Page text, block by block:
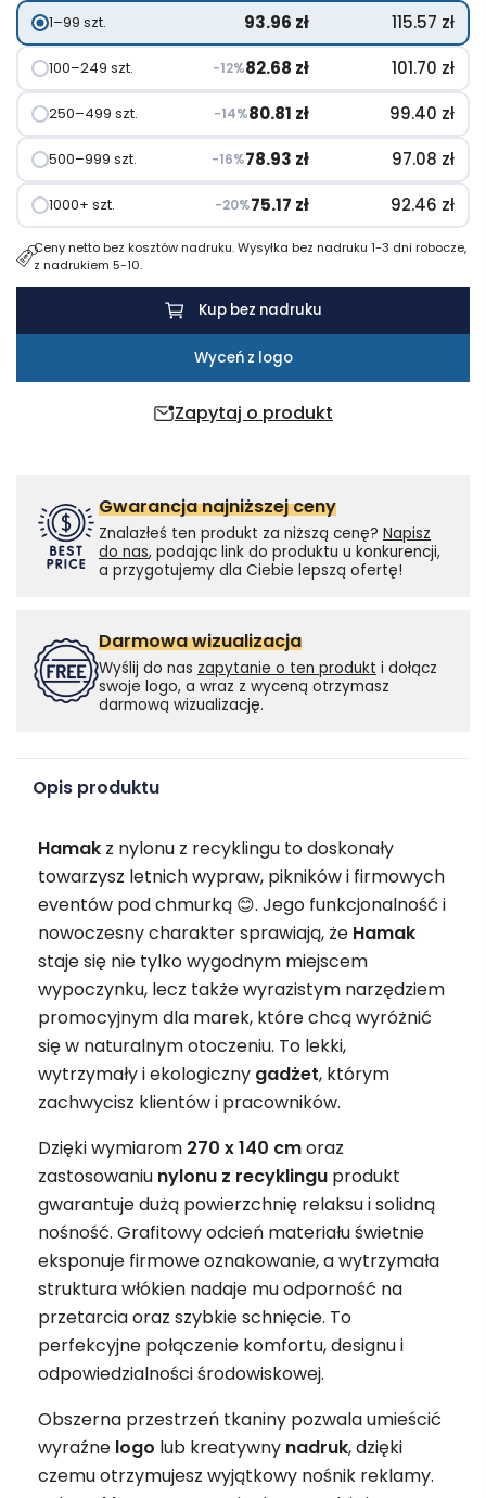
Zapytaj o produkt
1–99 szt. 93.96 zł 115.57 zł
100–249 szt. −12%82.68 zł 101.70 zł
250–499 szt. −14%80.81 zł 99.40 zł
500–999 szt. −16%78.93 zł 97.08 zł
1000+ szt. −20%75.17 zł 92.46 zł
Ceny netto bez kosztów nadruku. Wysyłka bez nadruku 1-3 dni robocze,
z nadrukiem 5-10.
Kup bez nadruku
Wyceń z logo
Gwarancja najniższej ceny
Znalazłeś ten produkt za niższą cenę? Napisz
do nas, podając link do produktu u konkurencji,
a przygotujemy dla Ciebie lepszą ofertę!
Darmowa wizualizacja
Wyślij do nas zapytanie o ten produkt i dołącz
swoje logo, a wraz z wyceną otrzymasz
darmową wizualizację.
Opis produktu
Hamak z nylonu z recyklingu to doskonały
towarzysz letnich wypraw, pikników i firmowych
eventów pod chmurką 😊. Jego funkcjonalność i
nowoczesny charakter sprawiają, że Hamak
staje się nie tylko wygodnym miejscem
wypoczynku, lecz także wyrazistym narzędziem
promocyjnym dla marek, które chcą wyróżnić
się w naturalnym otoczeniu. To lekki,
wytrzymały i ekologiczny gadżet, którym
zachwycisz klientów i pracowników.
Dzięki wymiarom 270 x 140 cmoraz
zastosowaniu nylonu z recyklingu produkt
gwarantuje dużą powierzchnię relaksu i solidną
nośność. Grafitowy odcień materiału świetnie
eksponuje firmowe oznakowanie, a wytrzymała
struktura włókien nadaje mu odporność na
przetarcia oraz szybkie schnięcie. To
perfekcyjne połączenie komfortu, designu i
odpowiedzialności środowiskowej.
Obszerna przestrzeń tkaniny pozwala umieścić
wyraźne logo lub kreatywny nadruk, dzięki
czemu otrzymujesz wyjątkowy nośnik reklamy.